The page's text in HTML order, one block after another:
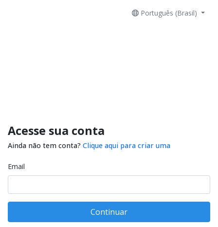
Português (Brasil)
Acesse sua conta
Ainda não tem conta? Clique aqui para criar uma
Email
Continuar